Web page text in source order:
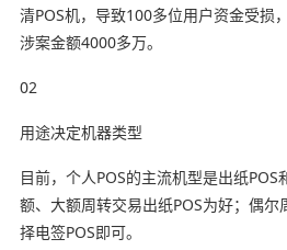
清POS机，导致100多位用户资金受损
涉案金额4000多万。
02
用途决定机器类型
目前，个人POS的主流机型是出纸POS
额、大额周转交易出纸POS为好；偶
择电签POS即可。